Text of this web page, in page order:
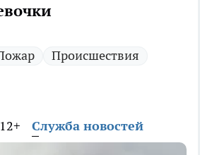
Происшествия
12+ Служба новостей